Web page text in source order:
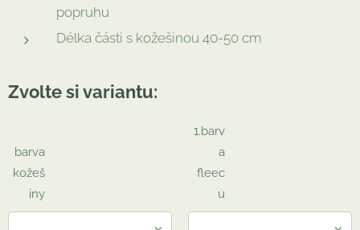
popruhu
Délka části s kožešinou 40-50 cm
Zvolte si variantu:
barva
kožeš
iny
1.barv
a
fleec
u